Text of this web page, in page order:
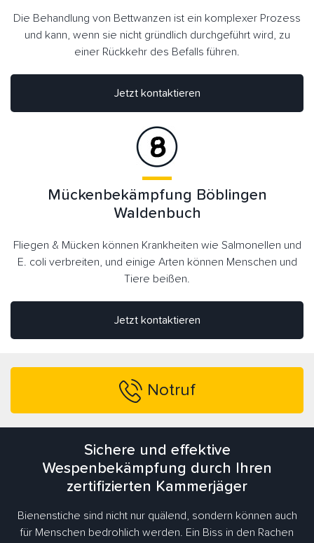
Die Behandlung von Bettwanzen ist ein komplexer Prozess
und kann, wenn sie nicht gründlich durchgeführt wird, zu
einer Rückkehr des Befalls führen.
Jetzt kontaktieren
Jetzt kontaktieren
Mückenbekämpfung Böblingen
Waldenbuch
Fliegen & Mücken können Krankheiten wie Salmonellen und
E. coli verbreiten, und einige Arten können Menschen und
Tiere beißen.
Notruf
Sichere und effektive
Wespenbekämpfung durch Ihren
zertifizierten Kammerjäger
Bienenstiche sind nicht nur quälend, sondern können auch
für Menschen bedrohlich werden. Ein Biss in den Rachen